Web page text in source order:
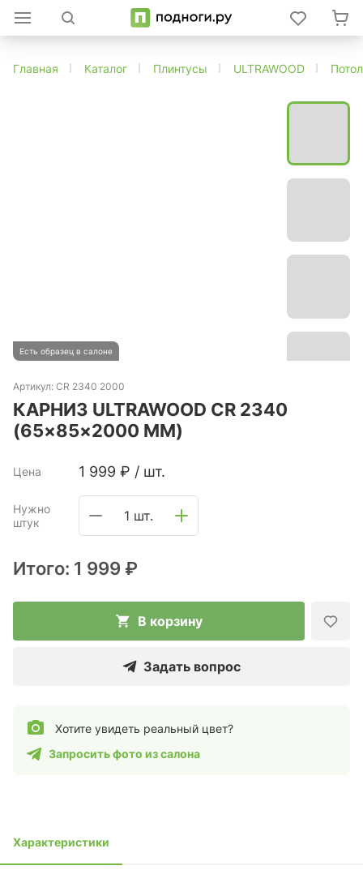
Главная Каталог Плинтусы ULTRAWOOD
Есть образец в салоне
Артикул: CR 2340 2000
КАРНИЗ ULTRAWOOD CR 2340
(65×85×2000 ММ)
Цена 1 999 ₽ / шт.
Нужно
штук
1 шт.
Итого: 1 999 ₽
В корзину
Задать вопрос
Хотите увидеть реальный цвет?
Запросить фото из салона
Характеристики